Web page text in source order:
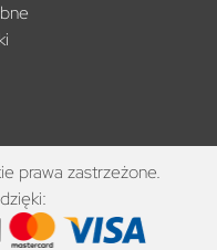
prawa zastrzeżone.